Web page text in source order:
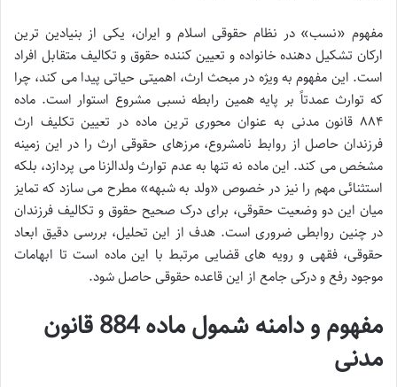
مفهوم «نسب» در نظام حقوقی اسلام و ایران، یکی از بنیادین ترین
ارکان تشکیل دهنده خانواده و تعیین کننده حقوق و تکالیف متقابل افراد
است. این مفهوم به ویژه در مبحث ارث، اهمیتی حیاتی پیدا می کند، چرا
که توارث عمدتاً بر پایه همین رابطه نسبی مشروع استوار است. ماده
۸۸۴ قانون مدنی به عنوان محوری ترین ماده در تعیین تکلیف ارث
فرزندان حاصل از روابط نامشروع، مرزهای حقوقی ارث را در این زمینه
مشخص می کند. این ماده نه تنها به عدم توارث ولدالزنا می پردازد، بلکه
استثنائی مهم را نیز در خصوص «ولد به شبهه» مطرح می سازد که تمایز
میان این دو وضعیت حقوقی، برای درک صحیح حقوق و تکالیف فرزندان
در چنین روابطی ضروری است. هدف از این تحلیل، بررسی دقیق ابعاد
حقوقی، فقهی و رویه های قضایی مرتبط با این ماده است تا ابهامات
موجود رفع و درکی جامع از این قاعده حقوقی حاصل شود.
مفهوم و دامنه شمول ماده 884 قانون
مدنی